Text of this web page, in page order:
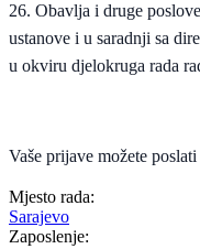
26. Obavlja i druge
ustanove i u saradnji sa
u okviru djelokruga rada
Vaše prijave možete
Mjesto rada:
Sarajevo
Zaposlenje: